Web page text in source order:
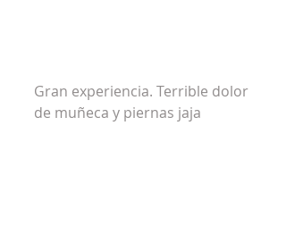
Gran experiencia. Terrible dolor
de muñeca y piernas jaja